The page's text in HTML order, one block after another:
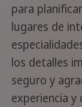
para
lugares de
los detalles
seguro y
experiencia